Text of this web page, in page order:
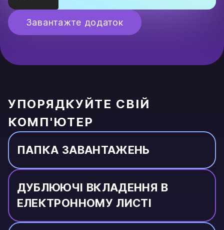
Завантажте додаток
УПОРЯДКУЙТЕ СВІЙ
КОМП'ЮТЕР
ПАПКА ЗАВАНТАЖЕНЬ
ДУБЛЮЮЧІ ВКЛАДЕННЯ В
ЕЛЕКТРОННОМУ ЛИСТІ